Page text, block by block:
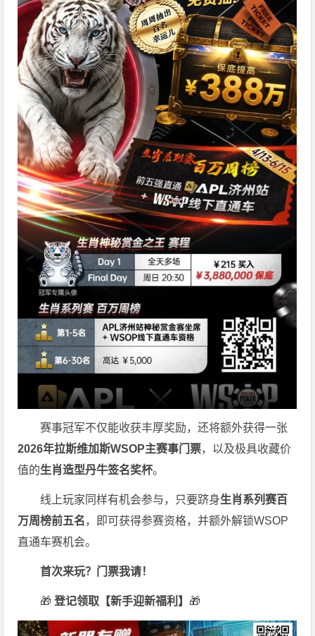
赛事冠军不仅能收获丰厚奖励，还将额外获得一张
2026年拉斯维加斯WSOP主赛事门票，以及极具收藏价
值的生肖造型丹牛签名奖杯。
线上玩家同样有机会参与，只要跻身生肖系列赛百
万周榜前五名，即可获得参赛资格，并额外解锁WSOP
直通车赛机会。
首次来玩？门票我请！
🎁 登记领取【新手迎新福利】 🎁